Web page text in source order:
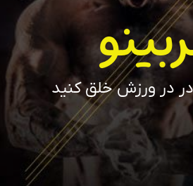
در ورزش خلق کنید